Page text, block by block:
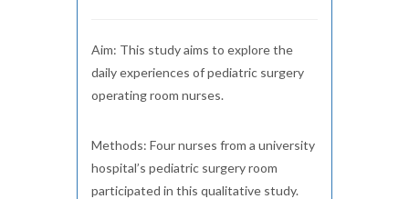
Aim: This study aims to explore the
daily experiences of pediatric surgery
operating room nurses.
Methods: Four nurses from a university
hospital’s pediatric surgery room
participated in this qualitative study.